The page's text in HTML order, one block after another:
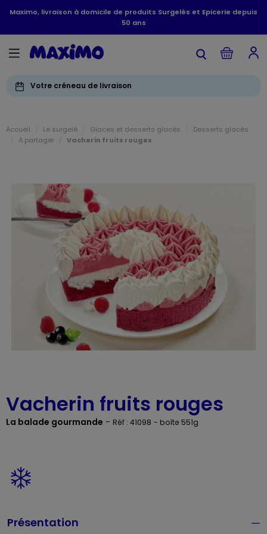
Maximo, livraison à domicile de produits Surgelés et Epicerie depuis
50 ans
Votre créneau de livraison
Accueil Le surgelé Glaces et desserts glacés
Desserts glacés
A partager
Vacherin fruits rouges
Vacherin fruits rouges
La balade gourmande - Réf : 41098 - boîte 551g
Présentation